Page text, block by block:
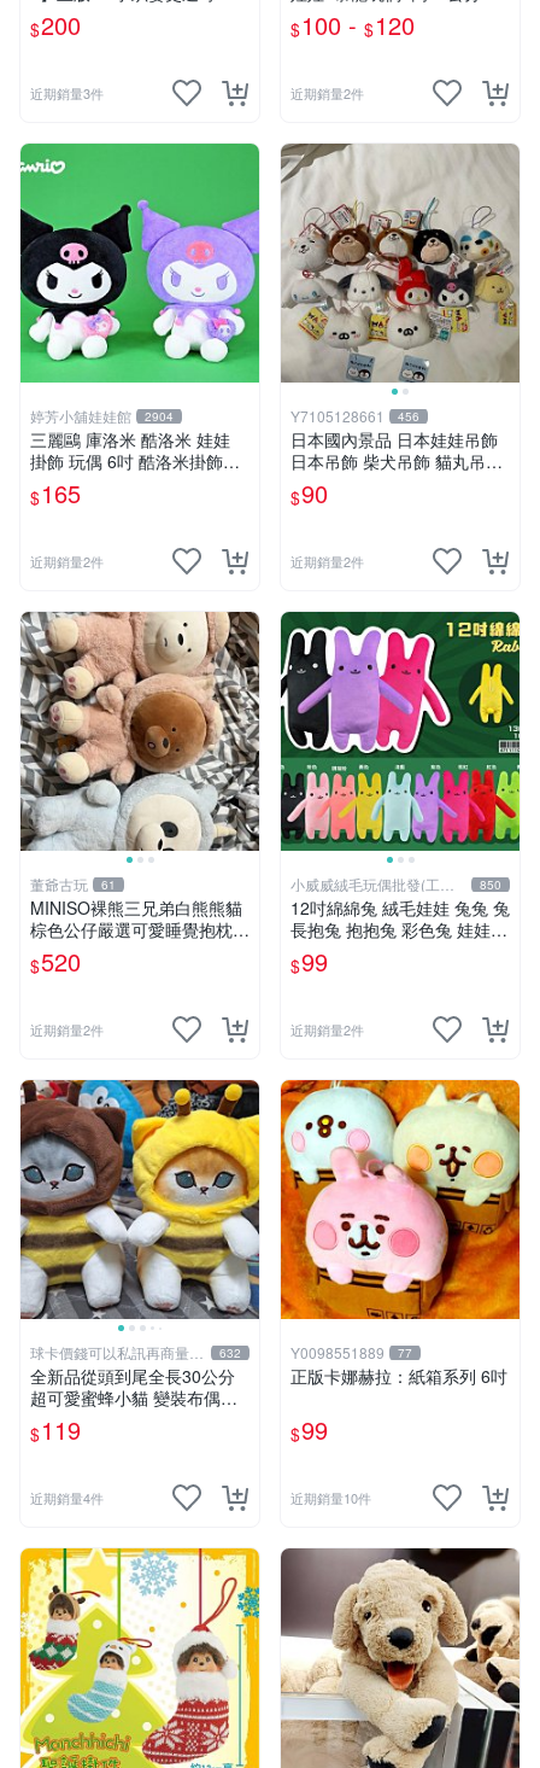
O01
$200
近期銷量3件
龍娃娃~侏儸紀世界~暴龍 暴
龍玩偶~生日/情人禮物~全省
$100 - $120
近期銷量2件
婷芳小舖娃娃館 2904
三麗鷗 庫洛米 酷洛米 娃娃
掛飾 玩偶 6吋 酷洛米掛飾飾
娃娃~正版三麗鷗 酷洛米坐姿
背小背包款 酷洛米娃娃掛飾
$165
近期銷量2件
Y7105128661 456
日本國內景品 日本娃娃吊飾
日本吊飾 柴犬吊飾 貓丸吊飾
庫洛米吊飾 大耳狗吊飾 布丁
狗吊飾 帕恰狗吊飾 天竺鼠車
$90
近期銷量2件
董爺古玩 61
MINISO裸熊三兄弟白熊熊貓
棕色公仔嚴選可愛睡覺抱枕玩
偶熊玩具 裸熊 玩具 公仔
$520
近期銷量2件
小威威絨毛玩偶批發(工廠
直營)
850
12吋綿綿兔 絨毛娃娃 兔兔 兔
長抱兔 抱抱兔 彩色兔 娃娃
公仔 禮品 生活雜貨
$99
近期銷量2件
球卡價錢可以私訊再商量喔 632
全新品從頭到尾全長30公分
超可愛蜜蜂小貓 變裝布偶娃
娃 靠墊抱枕 可愛玩偶娃娃 舒
壓療癒小朋友禮物生日禮物交
$119
近期銷量4件
Y0098551889 77
正版卡娜赫拉：紙箱系列 6吋
$99
近期銷量10件